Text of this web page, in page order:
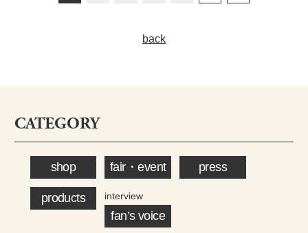
back
CATEGORY
shop fair・event press
products interview
fan’s voice